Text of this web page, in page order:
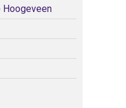
Hoogeveen